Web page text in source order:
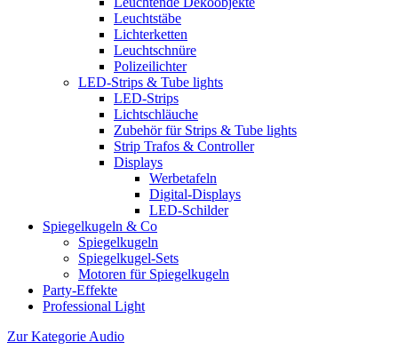
Leuchtstäbe
Lichterketten
Leuchtschnüre
Polizeilichter
LED-Strips & Tube lights
LED-Strips
Lichtschläuche
Zubehör für Strips & Tube lights
Strip Trafos & Controller
Displays
Werbetafeln
Digital-Displays
LED-Schilder
Spiegelkugeln & Co
Spiegelkugeln
Spiegelkugel-Sets
Motoren für Spiegelkugeln
Party-Effekte
Professional Light
Zur Kategorie Audio